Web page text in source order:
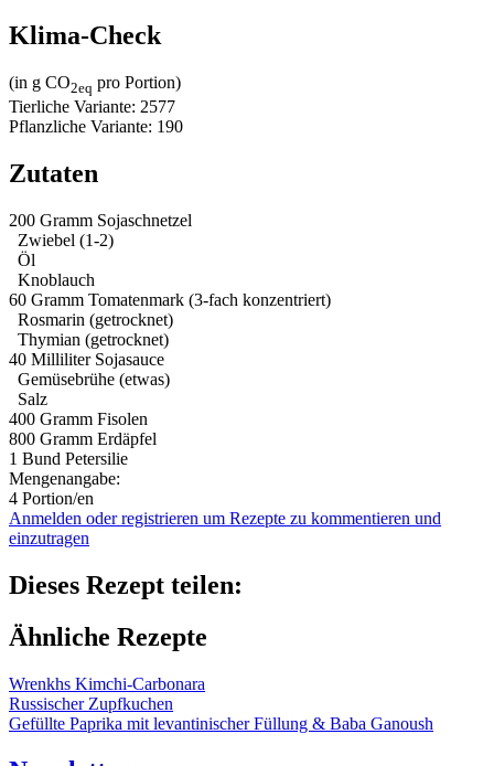
Klima-Check
(in g CO2eq pro Portion)
Tierliche Variante: 2577
Pflanzliche Variante: 190
Zutaten
200 Gramm Sojaschnetzel
Zwiebel (1-2)
Öl
Knoblauch
60 Gramm Tomatenmark (3-fach konzentriert)
Rosmarin (getrocknet)
Thymian (getrocknet)
40 Milliliter Sojasauce
Gemüsebrühe (etwas)
Salz
400 Gramm Fisolen
800 Gramm Erdäpfel
1 Bund Petersilie
Mengenangabe:
4 Portion/en
Anmelden oder registrieren um Rezepte zu kommentieren und
einzutragen
Dieses Rezept teilen:
Ähnliche Rezepte
Wrenkhs Kimchi-Carbonara
Russischer Zupfkuchen
Gefüllte Paprika mit levantinischer Füllung & Baba Ganoush